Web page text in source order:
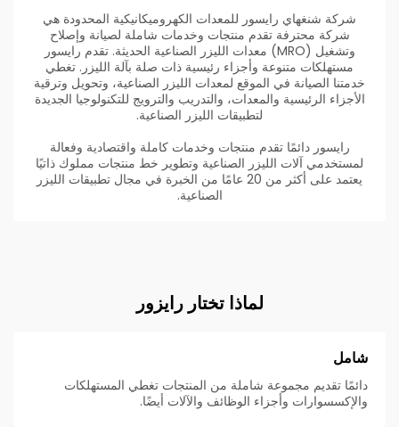
شركة شنغهاي رايسور للمعدات الكهروميكانيكية المحدودة هي
شركة محترفة تقدم منتجات وخدمات شاملة لصيانة وإصلاح
وتشغيل (MRO) معدات الليزر الصناعية الحديثة. تقدم رايسور
مستهلكات متنوعة وأجزاء رئيسية ذات صلة بآلة الليزر. تغطي
خدمتنا الصيانة في الموقع لمعدات الليزر الصناعية، وتحويل وترقية
الأجزاء الرئيسية والمعدات، والتدريب والترويج للتكنولوجيا الجديدة
لتطبيقات الليزر الصناعية.
رايسور دائمًا تقدم منتجات وخدمات كاملة واقتصادية وفعالة
لمستخدمي آلات الليزر الصناعية وتطوير خط منتجات مملوك ذاتيًا
يعتمد على أكثر من 20 عامًا من الخبرة في مجال تطبيقات الليزر
الصناعية.
لماذا تختار رايزور
شامل
دائمًا تقديم مجموعة شاملة من المنتجات تغطي المستهلكات
والإكسسوارات وأجزاء الوظائف والآلات أيضًا.